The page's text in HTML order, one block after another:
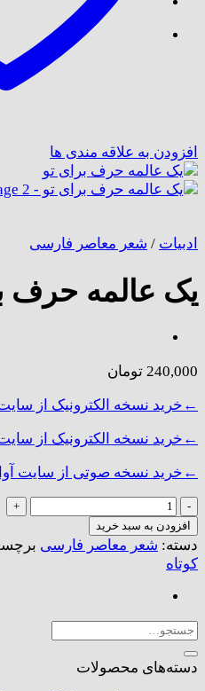
افزودن به علاقه مندی ها
ادبیات / شعر معاصر فارسی
یک عالمه حرف
240,000 تومان
←خرید نسخه الکترونیک از سایت
←خرید نسخه الکترونیک از
←خرید نسخه صوتی از سایت
یک
عالمه
حرف
برای
عدد
افزودن به سبد خرید
دسته: شعر معاصر فارسی
کوتاه
جستجو
برای:
دسته‌های محصولات